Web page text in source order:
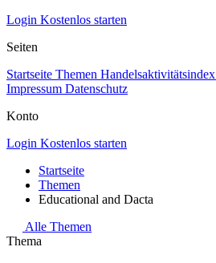
Login Kostenlos starten
Seiten
Startseite Themen Handelsaktivitätsindex
Impressum Datenschutz
Konto
Login Kostenlos starten
Startseite
Themen
Educational and Dacta
Alle Themen
Thema